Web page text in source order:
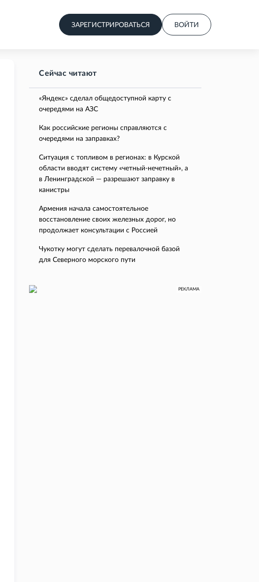
ЗАРЕГИСТРИРОВАТЬСЯ ВОЙТИ
Сейчас читают
«Яндекс» сделал общедоступной карту с
очередями на АЗС
Как российские регионы справляются с
очередями на заправках?
Ситуация с топливом в регионах: в Курской
области вводят систему «четный-нечетный», а
в Ленинградской — разрешают заправку в
канистры
Армения начала самостоятельное
восстановление своих железных дорог, но
продолжает консультации с Россией
Чукотку могут сделать перевалочной базой
для Северного морского пути
РЕКЛАМА